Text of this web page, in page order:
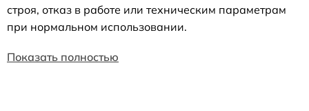
строя, отказ в работе или техническим параметрам
при нормальном использовании.
Показать полностью